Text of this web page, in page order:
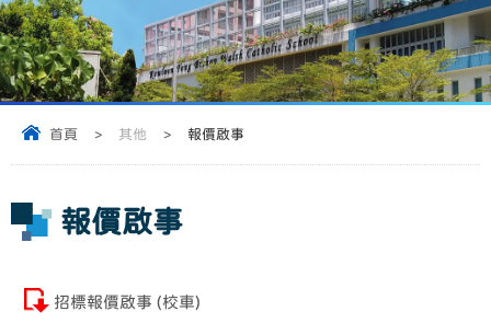
首頁 > 其他 > 報價啟事
報價啟事
招標報價啟事 (校車)